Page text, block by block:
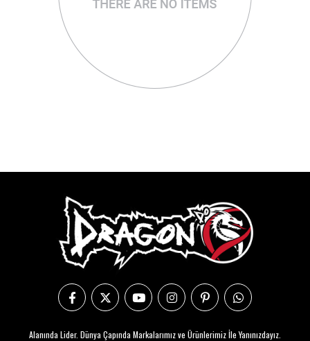
Alanında Lider. Dünya Çapında Markalarımız ve Ürünlerimiz İle Yanınızdayız.